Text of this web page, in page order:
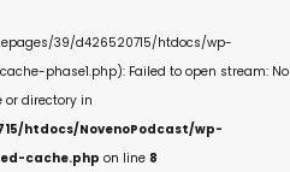
39/d426520715/htdocs/wp-
phase1.php): Failed to open stream: No
or directory in
htdocs/NovenoPodcast/wp-
cache.php on line 8